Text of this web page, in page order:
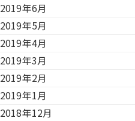
2019年6月
2019年5月
2019年4月
2019年3月
2019年2月
2019年1月
2018年12月